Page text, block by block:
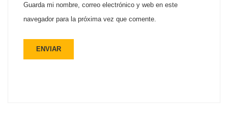
Guarda mi nombre, correo electrónico y web en este
navegador para la próxima vez que comente.